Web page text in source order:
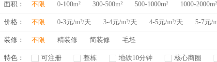
面积： 不限 0-100m² 300-500m² 500-1000m² 1000-2000m²
价格： 不限 0-3元/m²/天 3-4元/m²/天 4-5元/m²/天 5-7元/
装修： 不限 精装修 简装修 毛坯
特色： 可注册 整栋 地铁10分钟 核心商圈